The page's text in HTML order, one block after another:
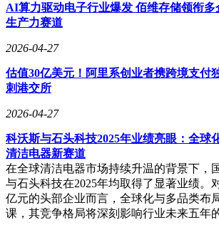
AI算力驱动电子行业爆发 佰维存储领衔
生产力赛道
2026-04-27
估值30亿美元！阿里系创业者携跨境支付
刺港交所
2026-04-27
科沃斯与石头科技2025年业绩亮眼：全球
清洁电器新赛道
在全球清洁电器市场持续升温的背景下，
与石头科技在2025年均取得了显著业绩。
亿元的头部企业而言，全球化与多品类布
课，其竞争格局将深刻影响行业未来五年